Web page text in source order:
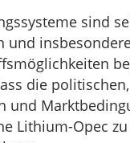
sind
und
die politischen,
und
Lithium-Opec zu